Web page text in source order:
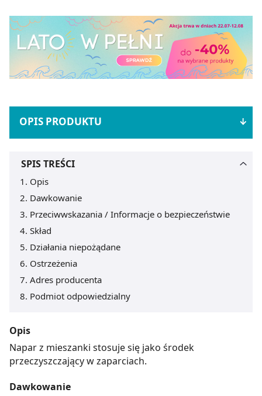
OPIS PRODUKTU
SPIS TREŚCI
Opis
Dawkowanie
Przeciwwskazania / Informacje o bezpieczeństwie
Skład
Działania niepożądane
Ostrzeżenia
Adres producenta
Podmiot odpowiedzialny
Opis
Napar z mieszanki stosuje się jako środek
przeczyszczający w zaparciach.
Dawkowanie